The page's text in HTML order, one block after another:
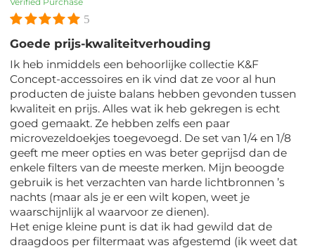
5
Goede prijs-kwaliteitverhouding
Ik heb inmiddels een behoorlijke collectie K&F
Concept-accessoires en ik vind dat ze voor al hun
producten de juiste balans hebben gevonden tussen
kwaliteit en prijs. Alles wat ik heb gekregen is echt
goed gemaakt. Ze hebben zelfs een paar
microvezeldoekjes toegevoegd. De set van 1/4 en 1/8
geeft me meer opties en was beter geprijsd dan de
enkele filters van de meeste merken. Mijn beoogde
gebruik is het verzachten van harde lichtbronnen ’s
nachts (maar als je er een wilt kopen, weet je
waarschijnlijk al waarvoor ze dienen).
Het enige kleine punt is dat ik had gewild dat de
draagdoos per filtermaat was afgestemd (ik weet dat